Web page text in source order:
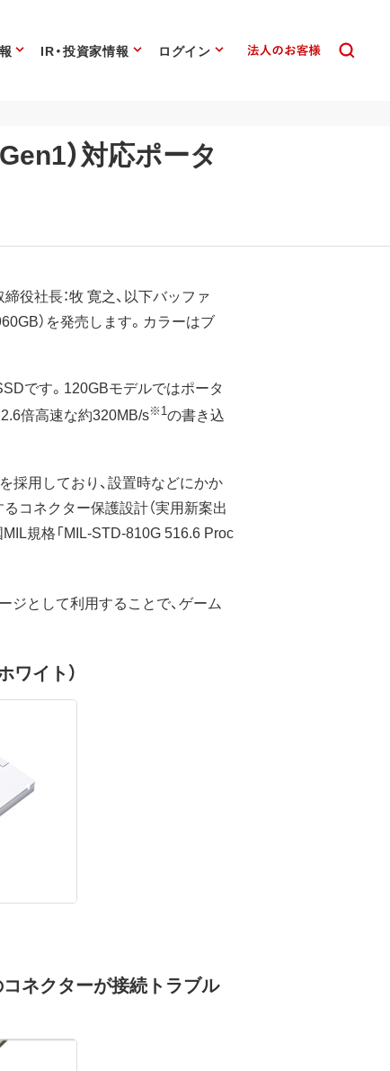
IR・投資家情報 ログイン
）対応ポータ
役社長：牧 寛之、以下バッファ
）を発売します。カラーはブ
です。120GBモデルではポータ
2.6倍高速な約320MB/s※1の書き込
採用しており、設置時などにかか
コネクター保護設計（実用新案出
規格「MIL-STD-810G 516.6 Proc
ジとして利用することで、ゲーム
ワイト）
ネクターが接続トラブル